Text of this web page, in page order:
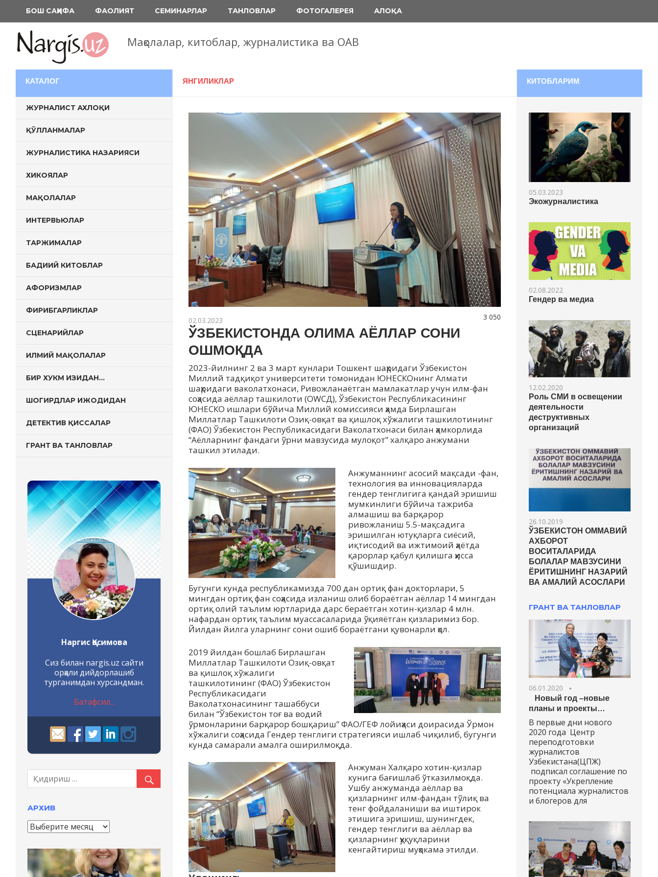
содержимому
БОШ САҲИФА ФАОЛИЯТ СЕМИНАРЛАР ТАНЛОВЛАР ФОТОГАЛЕРЕЯ АЛОҚА
Мақолалар, китоблар, журналистика ва ОАВ
ЯНГИЛИКЛАР
3 050
02.03.2023
ЎЗБЕКИСТОНДА ОЛИМА АЁЛЛАР СОНИ
ОШМОҚДА
2023-йилнинг 2 ва 3 март кунлари Тошкент шаҳридаги Ўзбекистон
Миллий тадқиқот университети томонидан ЮНЕСКОнинг Алмати
шаҳридаги ваколатхонаси, Ривожланаётган мамлакатлар учун илм-фан
соҳасида аёллар ташкилоти (ОWСД), Ўзбекистон Республикасининг
ЮНЕСКО ишлари бўйича Миллий комиссияси ҳамда Бирлашган
Миллатлар Ташкилоти Озиқ-овқат ва қишлоқ хўжалиги ташкилотининг
(ФAО) Ўзбекистон Республикасидаги Ваколатхонаси билан ҳамкорлида
“Aёлларнинг фандаги ўрни мавзусида мулоқот” халқаро анжумани
ташкил этилади.
Aнжуманнинг асосий мақсади -фан,
технология ва инновацияларда
гендер тенглигига қандай эришиш
мумкинлиги бўйича тажриба
алмашиш ва барқарор
ривожланиш 5.5-мақсадига
эришилган ютуқларга сиёсий,
иқтисодий ва ижтимоий ҳаётда
қарорлар қабул қилишга ҳисса
қўшишдир.
Бугунги кунда республикамизда 700 дан ортиқ фан докторлари, 5
мингдан ортиқ фан соҳасида изланиш олиб бораётган аёллар 14 мингдан
ортиқ олий таълим юртларида дарс бераётган хотин-қизлар 4 млн.
нафардан ортиқ таълим муассасаларида ўқияётган қизларимиз бор.
Йилдан йилга уларнинг сони ошиб бораётгани қувонарли ҳол.
2019 йилдан бошлаб Бирлашган
Миллатлар Ташкилоти Озиқ-овқат
ва қишлоқ хўжалиги
ташкилотининг (ФAО) Ўзбекистон
Республикасидаги
Ваколатхонасининг ташаббуси
билан “Ўзбекистон тоғ ва водий
ўрмонларини барқарор бошқариш” ФAО/ГЕФ лойиҳаси доирасида Ўрмон
хўжалиги соҳасида Гендер тенглиги стратегияси ишлаб чиқилиб, бугунги
кунда самарали амалга оширилмоқда.
Aнжуман Халқаро хотин-қизлар
кунига бағишлаб ўтказилмоқда.
Ушбу анжуманда аёллар ва
қизларнинг илм-фандан тўлиқ ва
тенг фойдаланиши ва иштирок
этишига эришиш, шунингдек,
гендер тенглиги ва аёллар ва
қизларнинг ҳуқуқларини
кенгайтириш муҳокама этилди.
КАТАЛОГ
ЖУРНАЛИСТ АХЛОҚИ
ҚЎЛЛАНМАЛАР
ЖУРНАЛИСТИКА НАЗАРИЯСИ
ХИКОЯЛАР
МАҚОЛАЛАР
ИНТЕРВЬЮЛАР
ТАРЖИМАЛАР
БАДИИЙ КИТОБЛАР
АФОРИЗМЛАР
ФИРИБГАРЛИКЛАР
СЦЕНАРИЙЛАР
ИЛМИЙ МАҚОЛАЛАР
БИР ХУКМ ИЗИДАН…
ШОГИРДЛАР ИЖОДИДАН
ДЕТЕКТИВ ҚИССАЛАР
ГРАНТ ВА ТАНЛОВЛАР
Наргис Қосимова
Сиз билан nargis.uz сайти
орқали дийдорлашиб
турганимдан хурсандман.
Батафсил...
АРХИВ
А
р
и
в
КИТОБЛАРИМ
05.03.2023
Экожурналистика
02.08.2022
Гендер ва медиа
12.02.2020
Роль СМИ в освещении
деятельности
деструктивных
организаций
26.10.2019
ЎЗБЕКИСТОН ОММАВИЙ
АХБОРОТ
ВОСИТАЛАРИДА
БОЛАЛАР МАВЗУСИНИ
ЁРИТИШНИНГ НАЗАРИЙ
ВА АМАЛИЙ АСОСЛАРИ
ГРАНТ ВА ТАНЛОВЛАР
06.01.2020
Новый год –новые
планы и проекты…
В первые дни нового
2020 года Центр
переподготовки
журналистов
Узбекистана(ЦПЖ)
подписал соглашение по
проекту «Укрепление
потенциала журналистов
и блогеров для